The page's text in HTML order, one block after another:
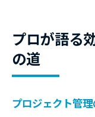
プロが語る
の道
プロジェクト管